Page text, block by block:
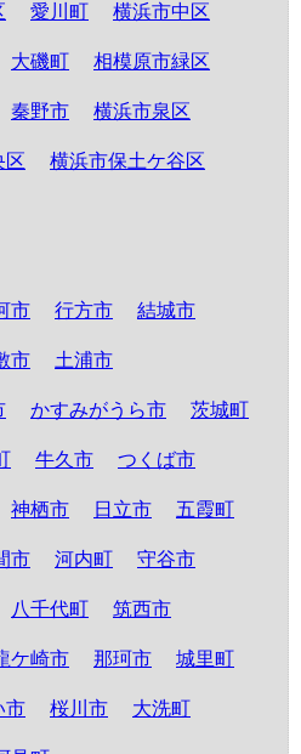
愛川町 横浜市中区
大磯町 相模原市緑区
秦野市 横浜市泉区
区 横浜市保土ケ谷区
市 行方市 結城市
市 土浦市
かすみがうら市 茨城町
牛久市 つくば市
神栖市 日立市 五霞町
市 河内町 守谷市
八千代町 筑西市
ケ崎市 那珂市 城里町
市 桜川市 大洗町